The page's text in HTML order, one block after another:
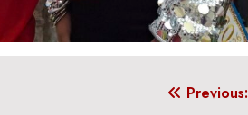
Previous: